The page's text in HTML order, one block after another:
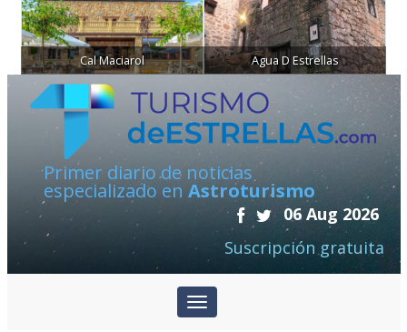
Cal Maciarol Agua D Estrellas
Primer diario de noticias
especializado en Astroturismo
06 Aug 2026
Suscripción gratuita